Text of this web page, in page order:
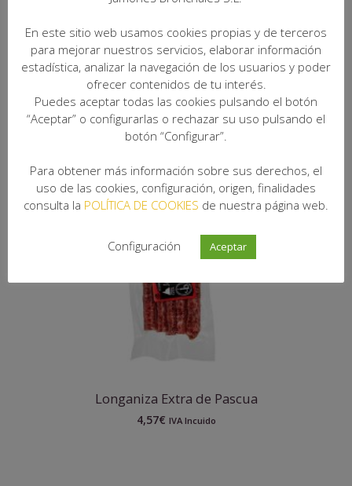
Longaniza Extra de Pascua
4,57€ IVA Incuido
En este sitio web usamos cookies propias y de terceros
para mejorar nuestros servicios, elaborar información
estadística, analizar la navegación de los usuarios y poder
ofrecer contenidos de tu interés.
Puedes aceptar todas las cookies pulsando el botón
“Aceptar” o configurarlas o rechazar su uso pulsando el
botón “Configurar”.
Para obtener más información sobre sus derechos, el
uso de las cookies, configuración, origen, finalidades
consulta la POLÍTICA DE COOKIES de nuestra página web.
Configuración Aceptar